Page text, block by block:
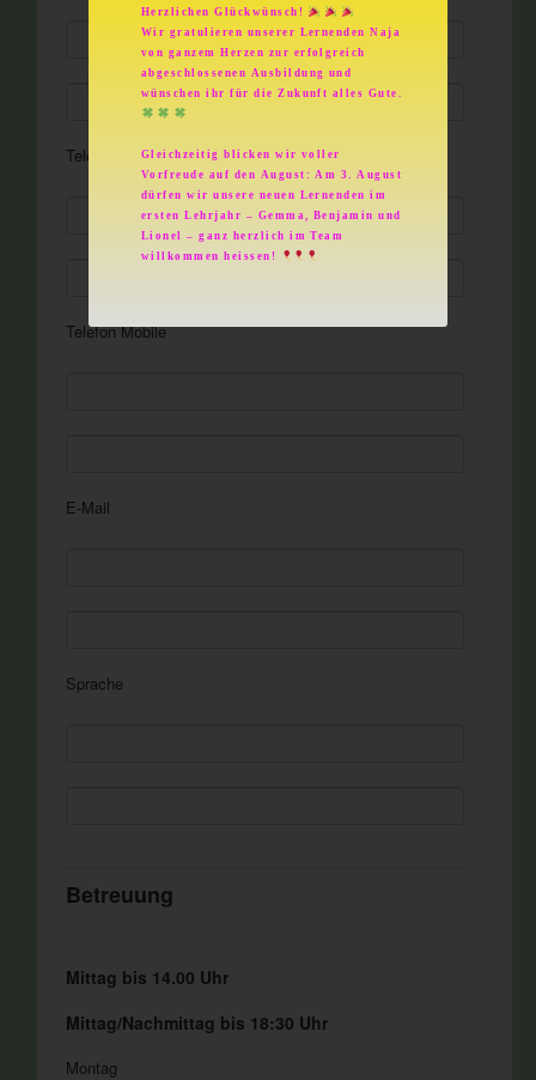
Telefon Geschäft
Telefon Mobile
E-Mail
Sprache
Betreuung
Mittag bis 14.00 Uhr
Mittag/Nachmittag bis 18:30 Uhr
Montag
Herzlichen Glückwünsch!
Wir gratulieren unserer Lernenden Naja
von ganzem Herzen zur erfolgreich
abgeschlossenen Ausbildung und
wünschen ihr für die Zukunft alles Gute.
Gleichzeitig blicken wir voller
Vorfreude auf den August: Am 3. August
dürfen wir unsere neuen Lernenden im
ersten Lehrjahr – Gemma, Benjamin und
Lionel – ganz herzlich im Team
willkommen heissen!